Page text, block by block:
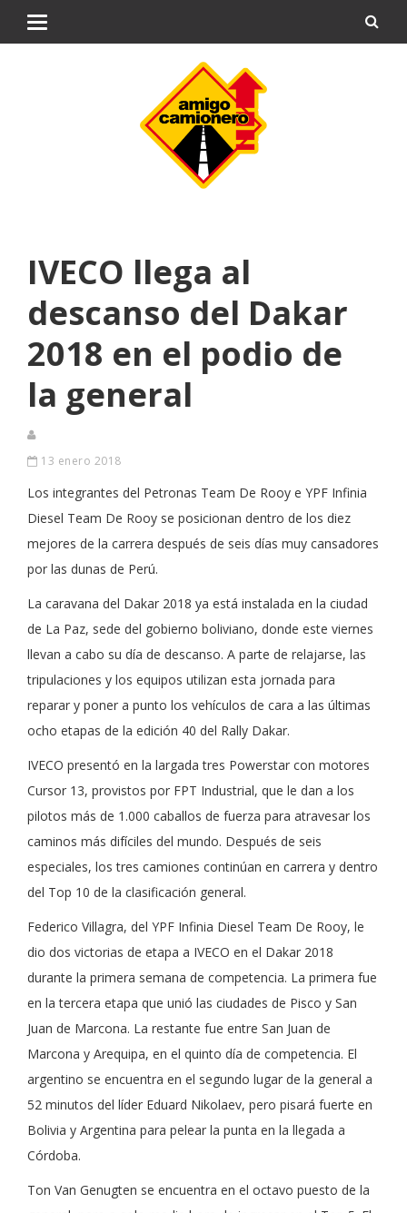
IVECO llega al
descanso del Dakar
2018 en el podio de
la general
13 enero 2018
Los integrantes del Petronas Team De Rooy e YPF Infinia
Diesel Team De Rooy se posicionan dentro de los diez
mejores de la carrera después de seis días muy cansadores
por las dunas de Perú.
La caravana del Dakar 2018 ya está instalada en la ciudad
de La Paz, sede del gobierno boliviano, donde este viernes
llevan a cabo su día de descanso. A parte de relajarse, las
tripulaciones y los equipos utilizan esta jornada para
reparar y poner a punto los vehículos de cara a las últimas
ocho etapas de la edición 40 del Rally Dakar.
IVECO presentó en la largada tres Powerstar con motores
Cursor 13, provistos por FPT Industrial, que le dan a los
pilotos más de 1.000 caballos de fuerza para atravesar los
caminos más difíciles del mundo. Después de seis
especiales, los tres camiones continúan en carrera y dentro
del Top 10 de la clasificación general.
Federico Villagra, del YPF Infinia Diesel Team De Rooy, le
dio dos victorias de etapa a IVECO en el Dakar 2018
durante la primera semana de competencia. La primera fue
en la tercera etapa que unió las ciudades de Pisco y San
Juan de Marcona. La restante fue entre San Juan de
Marcona y Arequipa, en el quinto día de competencia. El
argentino se encuentra en el segundo lugar de la general a
52 minutos del líder Eduard Nikolaev, pero pisará fuerte en
Bolivia y Argentina para pelear la punta en la llegada a
Córdoba.
Ton Van Genugten se encuentra en el octavo puesto de la